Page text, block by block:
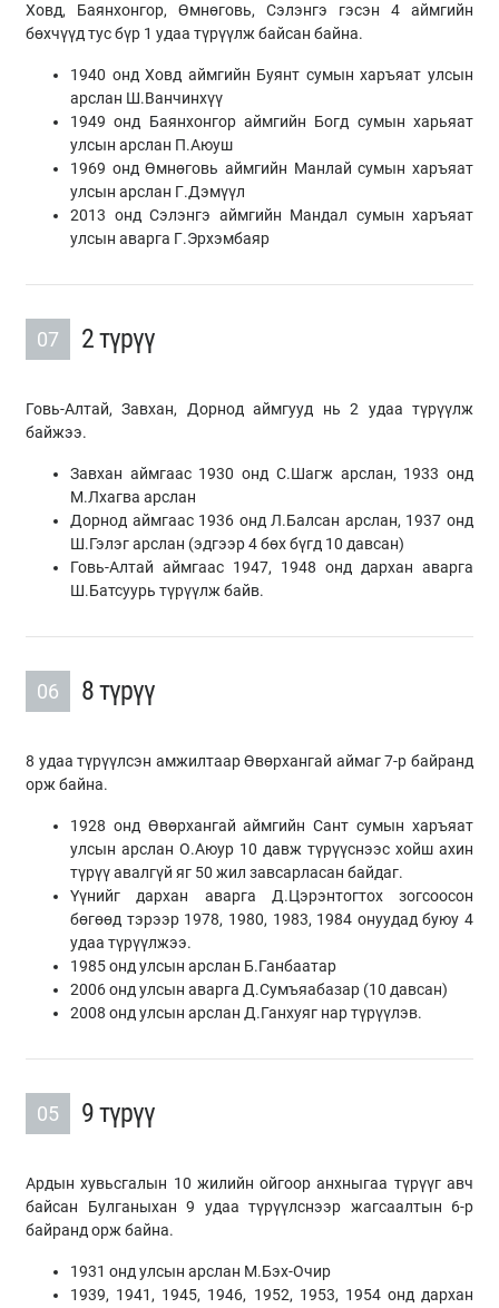
Ховд, Баянхонгор, Өмнөговь, Сэлэнгэ гэсэн 4 аймгийн
бөхчүүд тус бүр 1 удаа түрүүлж байсан байна.
1940 онд Ховд аймгийн Буянт сумын харъяат улсын
арслан Ш.Ванчинхүү
1949 онд Баянхонгор аймгийн Богд сумын харьяат
улсын арслан П.Аюуш
1969 онд Өмнөговь аймгийн Манлай сумын харъяат
улсын арслан Г.Дэмүүл
2013 онд Сэлэнгэ аймгийн Мандал сумын харъяат
улсын аварга Г.Эрхэмбаяр
07 2 түрүү
Говь-Алтай, Завхан, Дорнод аймгууд нь 2 удаа түрүүлж
байжээ.
Завхан аймгаас 1930 онд С.Шагж арслан, 1933 онд
М.Лхагва арслан
Дорнод аймгаас 1936 онд Л.Балсан арслан, 1937 онд
Ш.Гэлэг арслан (эдгээр 4 бөх бүгд 10 давсан)
Говь-Алтай аймгаас 1947, 1948 онд дархан аварга
Ш.Батсуурь түрүүлж байв.
06 8 түрүү
8 удаа түрүүлсэн амжилтаар Өвөрхангай аймаг 7-р байранд
орж байна.
1928 онд Өвөрхангай аймгийн Сант сумын харъяат
улсын арслан О.Аюур 10 давж түрүүснээс хойш ахин
түрүү авалгүй яг 50 жил завсарласан байдаг.
Үүнийг дархан аварга Д.Цэрэнтогтох зогсоосон
бөгөөд тэрээр 1978, 1980, 1983, 1984 онуудад буюу 4
удаа түрүүлжээ.
1985 онд улсын арслан Б.Ганбаатар
2006 онд улсын аварга Д.Сумъяабазар (10 давсан)
2008 онд улсын арслан Д.Ганхуяг нар түрүүлэв.
05 9 түрүү
Ардын хувьсгалын 10 жилийн ойгоор анхныгаа түрүүг авч
байсан Булганыхан 9 удаа түрүүлснээр жагсаалтын 6-р
байранд орж байна.
1931 онд улсын арслан М.Бэх-Очир
1939, 1941, 1945, 1946, 1952, 1953, 1954 онд дархан